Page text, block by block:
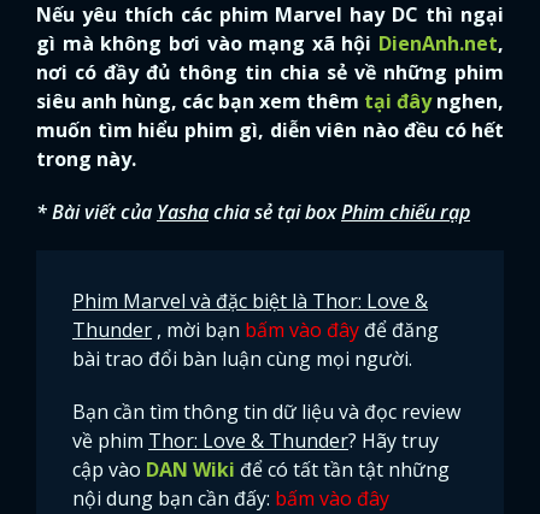
Nếu yêu thích các phim Marvel hay DC thì ngại
gì mà không bơi vào mạng xã hội DienAnh.net,
nơi có đầy đủ thông tin chia sẻ về những phim
siêu anh hùng, các bạn xem thêm tại đâynghen,
muốn tìm hiểu phim gì, diễn viên nào đều có hết
trong này.
* Bài viết của Yashachia sẻ tại boxPhim chiếu rạp
Phim Marvel và đặc biệt là Thor: Love &
Thunder , mời bạn bấm vào đây để đăng
bài trao đổi bàn luận cùng mọi người.
Bạn cần tìm thông tin dữ liệu và đọc review
về phim Thor: Love & Thunder? Hãy truy
cập vào DAN Wiki để có tất tần tật những
nội dung bạn cần đấy: bấm vào đây